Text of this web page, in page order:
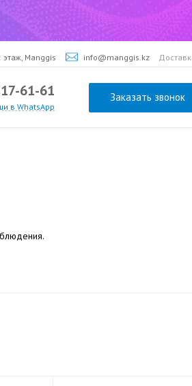
Manggis info@manggis.kz
61-61
в WhatsApp
Заказать звонок